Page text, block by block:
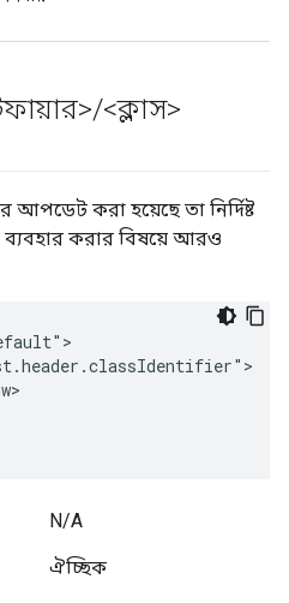
/<ক্লাস>
আপডেট করা হয়েছে তা নির্দিষ্ট
ব্যবহার করার বিষয়ে আরও
N/A
ঐচ্ছিক